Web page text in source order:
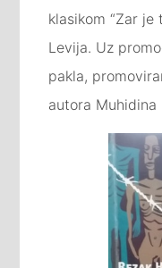
klasikom “Zar je
Levija. Uz
pakla,
autora Muhidina